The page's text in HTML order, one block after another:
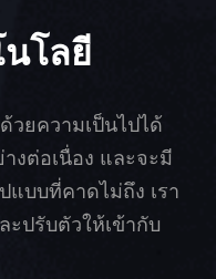
โลยี
วยความเป็นไปได้
งต่อเนื่อง และจะมี
แบบที่คาดไม่ถึง เรา
ะปรับตัวให้เข้ากับ